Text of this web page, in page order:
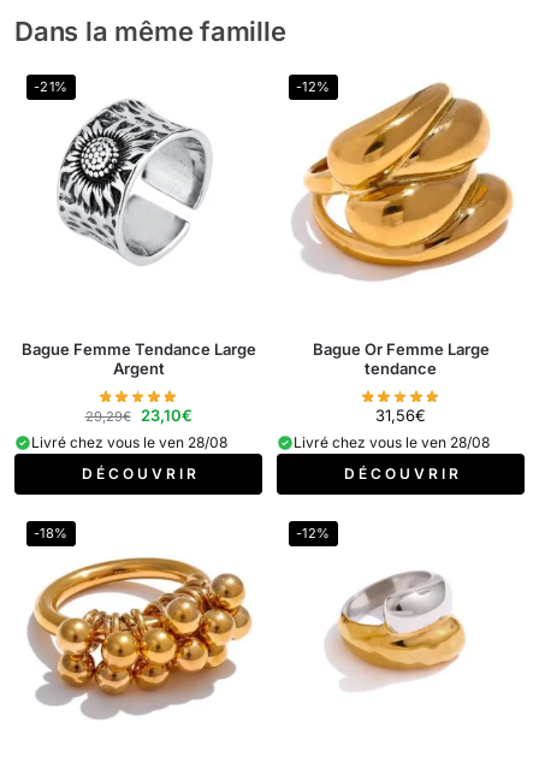
Dans la même famille
-21%
Bague Femme Tendance Large
Argent
29,29€ 23,10€
Livré chez vous le ven 28/08
D É C O U V R I R
-12%
Bague Or Femme Large
tendance
31,56€
Livré chez vous le ven 28/08
D É C O U V R I R
-18% -12%